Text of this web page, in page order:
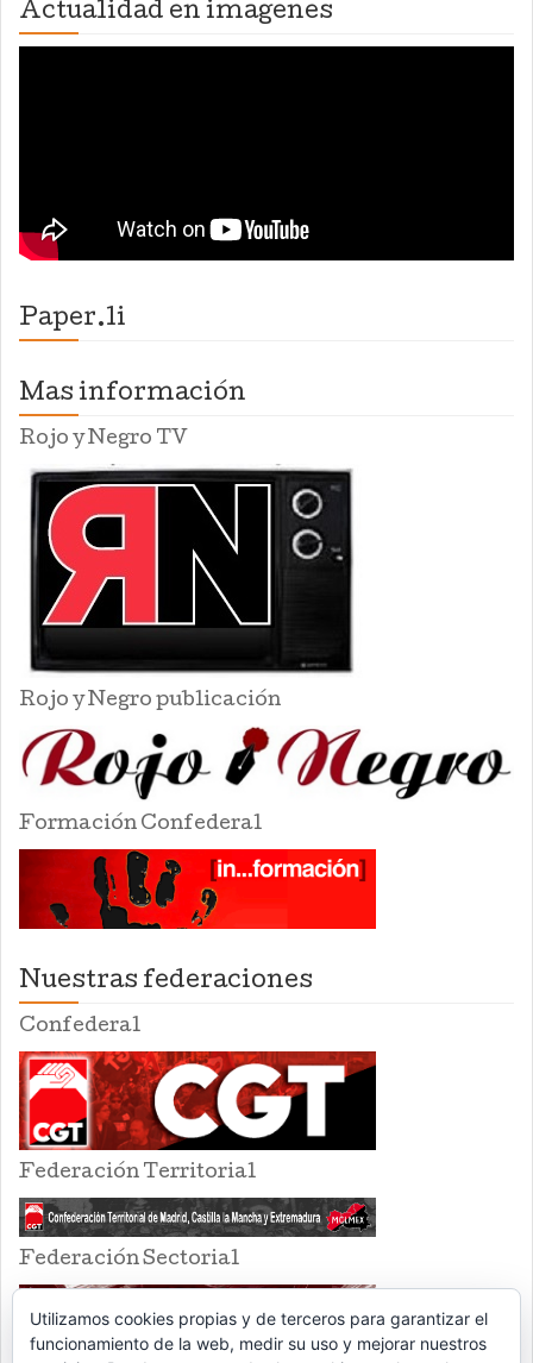
Actualidad en imagenes
Paper.li
Mas información
Rojo y Negro TV
Rojo y Negro publicación
Formación Confederal
Nuestras federaciones
Confederal
Federación Territorial
Federación Sectorial
Utilizamos cookies propias y de terceros para garantizar el
funcionamiento de la web, medir su uso y mejorar nuestros